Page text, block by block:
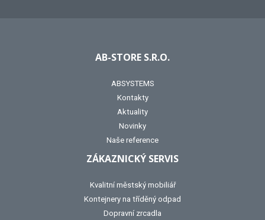
AB-STORE S.R.O.
ABSYSTEMS
Kontakty
Aktuality
Novinky
Naše reference
ZÁKAZNICKÝ SERVIS
Kvalitní městský mobiliář
Kontejnery na tříděný odpad
Dopravní zrcadla